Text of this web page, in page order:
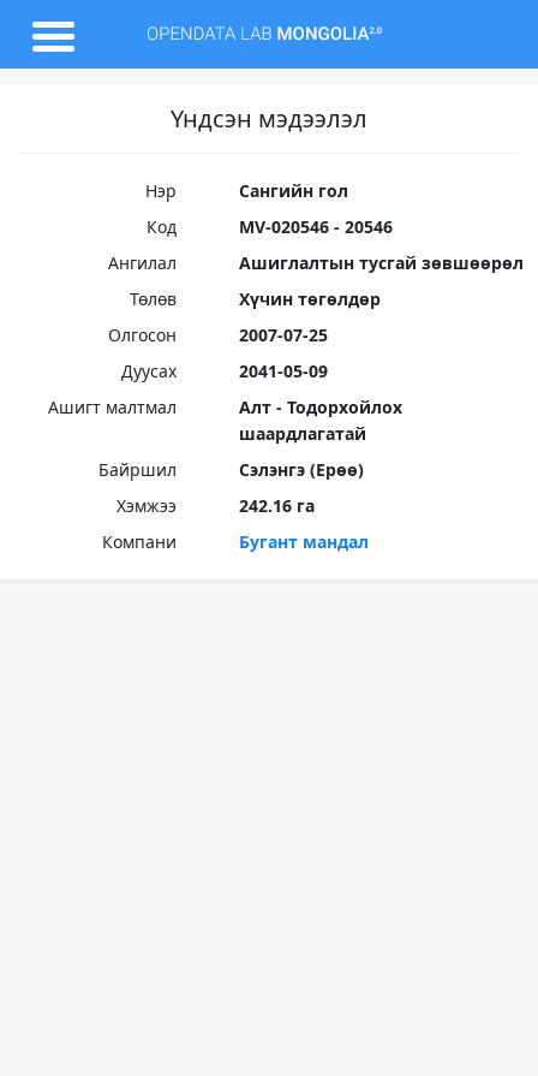
Үндсэн мэдээлэл
Нэр
Сангийн гол
Код
MV-020546 - 20546
Ангилал
Ашиглалтын тусгай зөвшөөрөл
Төлөв
Хүчин төгөлдөр
Олгосон
2007-07-25
Дуусах
2041-05-09
Ашигт малтмал
Алт - Тодорхойлох
шаардлагатай
Байршил
Сэлэнгэ (Ерөө)
Хэмжээ
242.16 га
Компани
Бугант мандал